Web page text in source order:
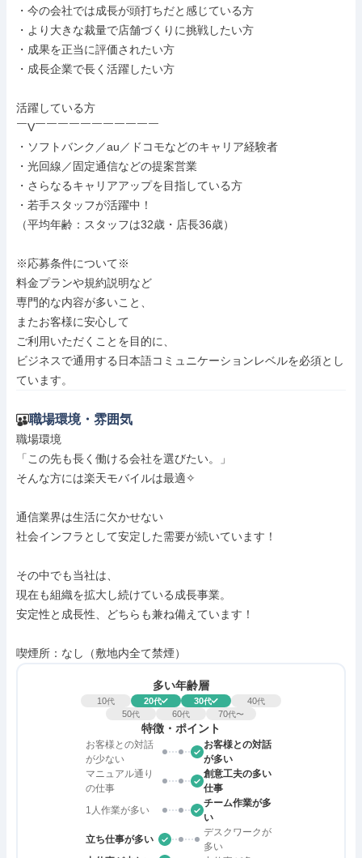
・今の会社では成長が頭打ちだと感じている方
・より大きな裁量で店舗づくりに挑戦したい方
・成果を正当に評価されたい方
・成長企業で長く活躍したい方
活躍している方
￣V￣￣￣￣￣￣￣￣￣￣￣
・ソフトバンク／au／ドコモなどのキャリア経験者
・光回線／固定通信などの提案営業
・さらなるキャリアアップを目指している方
・若手スタッフが活躍中！
（平均年齢：スタッフは32歳・店長36歳）
※応募条件について※
料金プランや規約説明など
専門的な内容が多いこと、
またお客様に安心して
ご利用いただくことを目的に、
ビジネスで通用する日本語コミュニケーションレベルを必須とし
ています。
職場環境・雰囲気
職場環境
「この先も長く働ける会社を選びたい。」
そんな方には楽天モバイルは最適✧
通信業界は生活に欠かせない
社会インフラとして安定した需要が続いています！
その中でも当社は、
現在も組織を拡大し続けている成長事業。
安定性と成長性、どちらも兼ね備えています！
喫煙所：なし（敷地内全て禁煙）
多い年齢層
10代 20代 30代 40代
50代 60代 70代〜
特徴・ポイント
お客様との対話
が少ない
お客様との対話
が多い
マニュアル通り
の仕事
創意工夫の多い
仕事
1人作業が多い
チーム作業が多
い
立ち仕事が多い
デスクワークが
多い